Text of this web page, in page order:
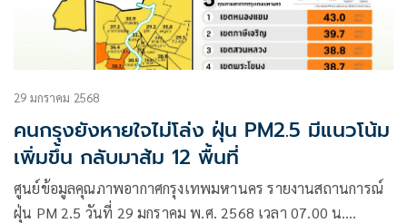
29 มกราคม 2568
คนกรุงยังหายใจไม่โล่ง ฝุ่น PM2.5 มีแนวโน้ม
เพิ่มขึ้น กลับมาส้ม 12 พื้นที่
ศูนย์ข้อมูลคุณภาพอากาศกรุงเทพมหานคร รายงานสถานการณ์
ฝุ่น PM 2.5 วันที่ 29 มกราคม พ.ศ. 2568 เวลา 07.00 น.